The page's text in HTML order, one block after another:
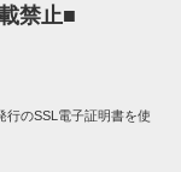
禁止■
行のSSL電子証明書を使